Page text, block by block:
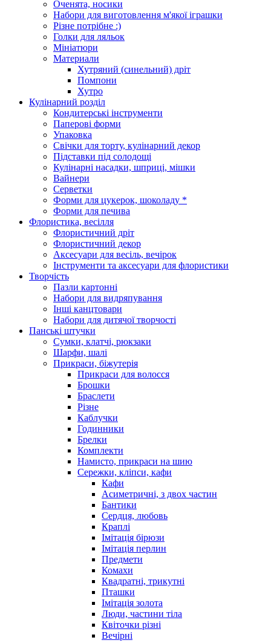
Оченята, носики
Набори для виготовлення м'якої іграшки
Різне потрібне :)
Голки для ляльок
Мініатюри
Материали
Хутряний (синельний) дріт
Помпони
Хутро
Кулінарний розділ
Кондитерські інструменти
Паперові форми
Упаковка
Свічки для торту, кулінарний декор
Підставки під солодощі
Кулінарні насадки, шприці, мішки
Вайнери
Серветки
Форми для цукерок, шоколаду *
Форми для печива
Флористика, весілля
Флористичний дріт
Флористичний декор
Аксесуари для весіль, вечірок
Інструменти та аксесуари для флористики
Творчість
Пазли картонні
Набори для видряпування
Інші канцтовари
Набори для дитячої творчості
Панські штучки
Сумки, клатчі, рюкзаки
Шарфи, шалі
Прикраси, біжутерія
Прикраси для волосся
Брошки
Браслети
Різне
Каблучки
Годинники
Брелки
Комплекти
Намисто, прикраси на шию
Сережки, кліпси, кафи
Кафи
Асиметричні, з двох частин
Бантики
Сердця, любовь
Краплі
Імітація бірюзи
Імітація перлин
Предмети
Комахи
Квадратні, трикутні
Пташки
Імітація золота
Люди, частини тіла
Квіточки різні
Вечірні